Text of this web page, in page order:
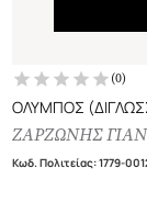
(0)
ΟΛΥΜΠΟΣ
ΖΑΡΖΩΝΗΣ
Κωδ. Πολιτείας:1779-